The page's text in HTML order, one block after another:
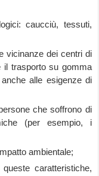
caucciù, tessuti,
vicinanze dei centri di
il trasporto su gomma
alle esigenze di
che soffrono di
(per esempio, i
ambientale;
caratteristiche,